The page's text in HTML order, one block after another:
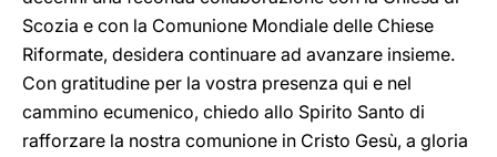
Scozia e con la Comunione Mondiale delle Chiese
Riformate, desidera continuare ad avanzare insieme.
Con gratitudine per la vostra presenza qui e nel
cammino ecumenico, chiedo allo Spirito Santo di
rafforzare la nostra comunione in Cristo Gesù, a gloria